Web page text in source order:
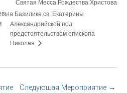
Святая Месса Рождества Христова
в Базилике св. Екатерины
Александрийской под
предстоятельством епископа
Николая
Следующая Мероприятие →